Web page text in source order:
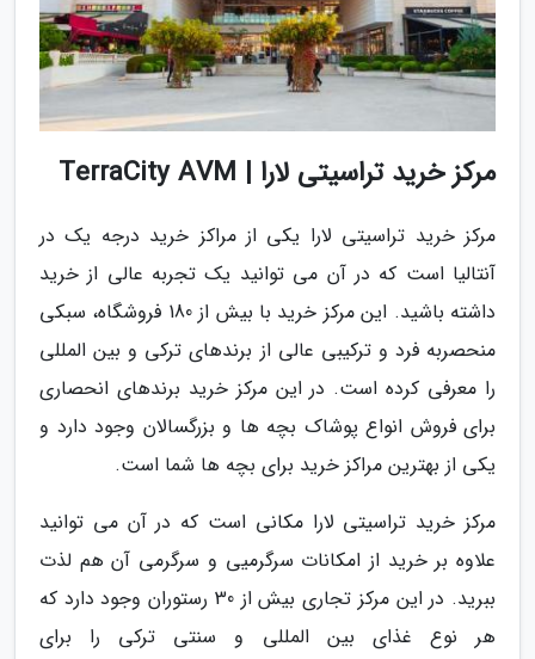
مرکز خرید تراسیتی لارا | TerraCity AVM
مرکز خرید تراسیتی لارا یکی از مراکز خرید درجه یک در
آنتالیا است که در آن می توانید یک تجربه عالی از خرید
داشته باشید. این مرکز خرید با بیش از 180 فروشگاه، سبکی
منحصربه فرد و ترکیبی عالی از برندهای ترکی و بین المللی
را معرفی کرده است. در این مرکز خرید برندهای انحصاری
برای فروش انواع پوشاک بچه ها و بزرگسالان وجود دارد و
یکی از بهترین مراکز خرید برای بچه ها شما است.
مرکز خرید تراسیتی لارا مکانی است که در آن می توانید
علاوه بر خرید از امکانات سرگرمیی و سرگرمی آن هم لذت
ببرید. در این مرکز تجاری بیش از 30 رستوران وجود دارد که
هر نوع غذای بین المللی و سنتی ترکی را برای